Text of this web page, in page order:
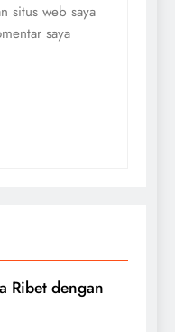
situs web saya
saya
Ribet dengan